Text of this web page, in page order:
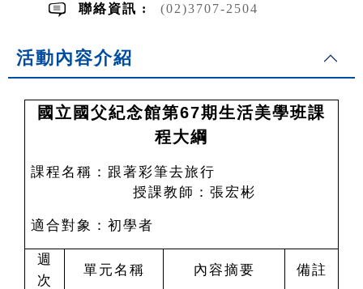
聯絡資訊 : (02)3707-2504
活動內容介紹
國立國父紀念館第67期生活美學班課
程大綱
課程名稱：跟著彩筆去旅行
授課教師：張宏彬
適合對象：初學者
週
次
單元名稱 內容摘要 備註